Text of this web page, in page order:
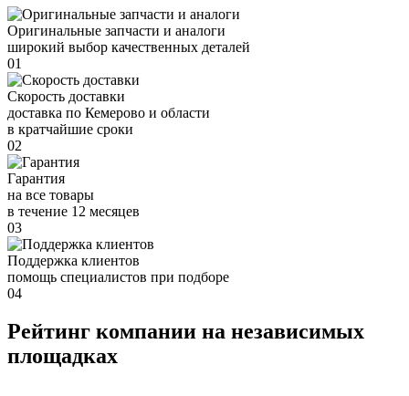
Оригинальные запчасти и аналоги
широкий выбор качественных деталей
01
Скорость доставки
доставка по Кемерово и области
в кратчайшие сроки
02
Гарантия
на все товары
в течение 12 месяцев
03
Поддержка клиентов
помощь специалистов при подборе
04
Рейтинг компании на независимых
площадках